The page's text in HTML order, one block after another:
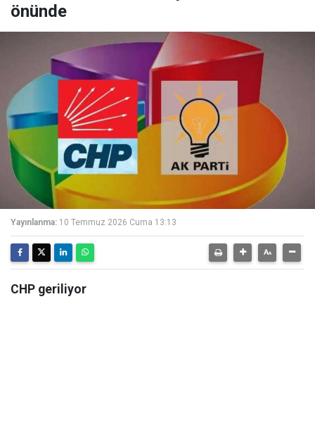
önünde
Yayınlanma: 10 Temmuz 2026 Cuma 13:13
CHP geriliyor